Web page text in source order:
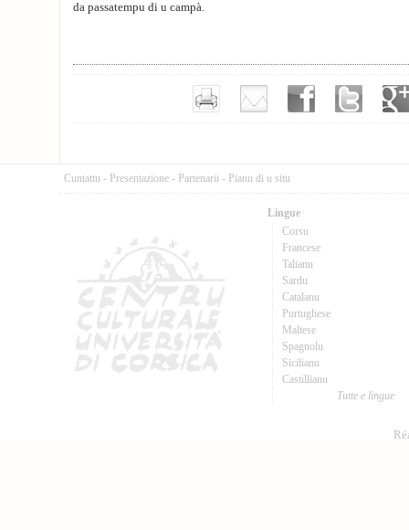
da passatempu di u campà.
Cuntattu - Presentazione - Partenarii - Pianu di u situ
Lingue
Corsu
Francese
Talianu
Sardu
Catalanu
Purtughese
Maltese
Spagnolu
Sicilianu
Castillianu
Tutte e lingue